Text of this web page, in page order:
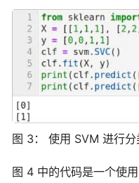
图 3： 使用 SVM 进行分
图 4 中的代码是一个使